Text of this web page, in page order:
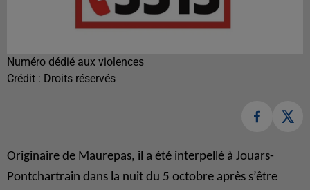
Numéro dédié aux violences
Crédit : Droits réservés
Originaire de Maurepas, il a été interpellé à Jouars-
Pontchartrain dans la nuit du 5 octobre après s’être